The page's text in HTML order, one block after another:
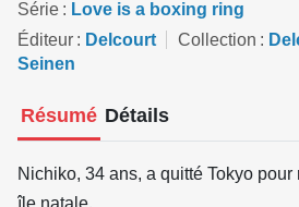
Série
Love is a boxing ring
Éditeur
Delcourt Collection
Seinen
Résumé Détails
Nichiko, 34 ans, a quitté Tokyo
île natale.